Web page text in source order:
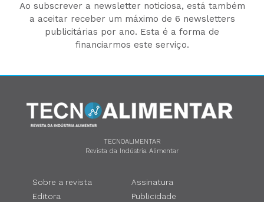
Ao subscrever a newsletter noticiosa, está também
a aceitar receber um máximo de 6 newsletters
publicitárias por ano. Esta é a forma de
financiarmos este serviço.
TECNOALIMENTAR
Revista da Indústria Alimentar
Sobre a revista
Editora
Assinatura
Publicidade